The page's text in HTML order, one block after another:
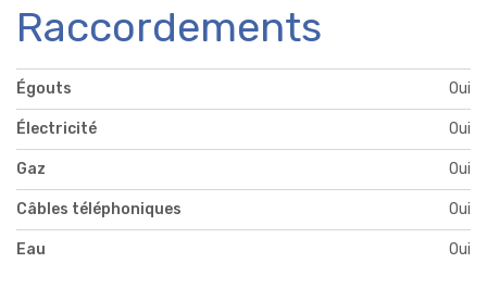
Raccordements
Égouts Oui
Électricité Oui
Gaz Oui
Câbles téléphoniques Oui
Eau Oui